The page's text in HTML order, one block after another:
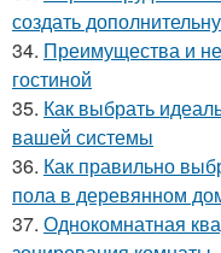
создать
34. Преимущества и
гостиной
35. Как выбрать
вашей системы
36. Как правильно
пола в деревянном
37. Однокомнатная